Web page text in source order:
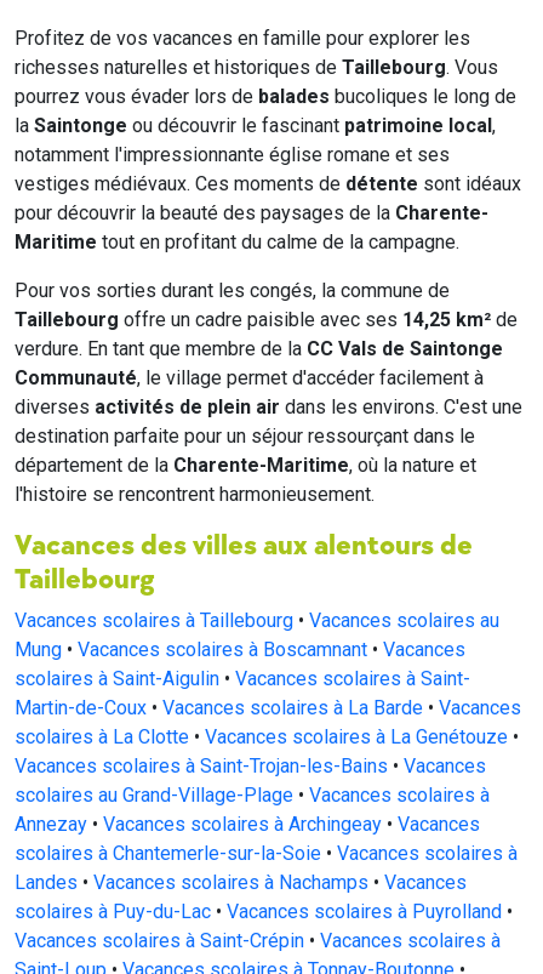
Profitez de vos vacances en famille pour explorer les
richesses naturelles et historiques de Taillebourg. Vous
pourrez vous évader lors de balades bucoliques le long de
la Saintonge ou découvrir le fascinant patrimoine local,
notamment l'impressionnante église romane et ses
vestiges médiévaux. Ces moments de détente sont idéaux
pour découvrir la beauté des paysages de la Charente-
Maritime tout en profitant du calme de la campagne.
Pour vos sorties durant les congés, la commune de
Taillebourg offre un cadre paisible avec ses 14,25 km² de
verdure. En tant que membre de la CC Vals de Saintonge
Communauté, le village permet d'accéder facilement à
diverses activités de plein air dans les environs. C'est une
destination parfaite pour un séjour ressourçant dans le
département de la Charente-Maritime, où la nature et
l'histoire se rencontrent harmonieusement.
Vacances des villes aux alentours de
Taillebourg
Vacances scolaires à Taillebourg • Vacances scolaires au
Mung • Vacances scolaires à Boscamnant • Vacances
scolaires à Saint-Aigulin • Vacances scolaires à Saint-
Martin-de-Coux • Vacances scolaires à La Barde • Vacances
scolaires à La Clotte • Vacances scolaires à La Genétouze •
Vacances scolaires à Saint-Trojan-les-Bains • Vacances
scolaires au Grand-Village-Plage • Vacances scolaires à
Annezay • Vacances scolaires à Archingeay • Vacances
scolaires à Chantemerle-sur-la-Soie • Vacances scolaires à
Landes • Vacances scolaires à Nachamps • Vacances
scolaires à Puy-du-Lac • Vacances scolaires à Puyrolland •
Vacances scolaires à Saint-Crépin • Vacances scolaires à